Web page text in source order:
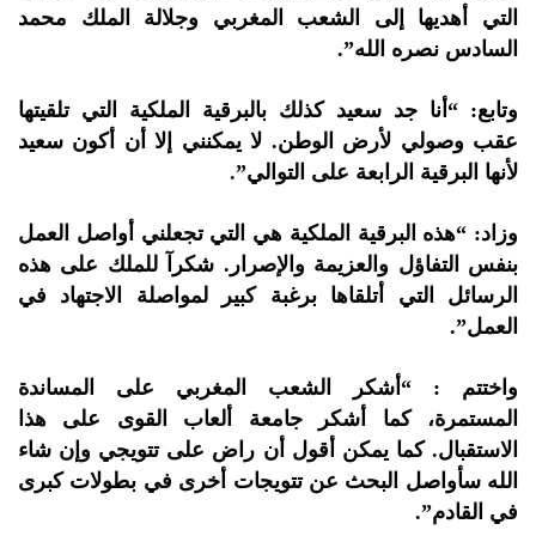
التي أهديها إلى الشعب المغربي وجلالة الملك محمد
السادس نصره الله”.
وتابع: “أنا جد سعيد كذلك بالبرقية الملكية التي تلقيتها
عقب وصولي لأرض الوطن. لا يمكنني إلا أن أكون سعيد
لأنها البرقية الرابعة على التوالي”.
وزاد: “هذه البرقية الملكية هي التي تجعلني أواصل العمل
بنفس التفاؤل والعزيمة والإصرار. شكرآ للملك على هذه
الرسائل التي أتلقاها برغبة كبير لمواصلة الاجتهاد في
العمل”.
واختتم : “أشكر الشعب المغربي على المساندة
المستمرة، كما أشكر جامعة ألعاب القوى على هذا
الاستقبال. كما يمكن أقول أن راض على تتويجي وإن شاء
الله سأواصل البحث عن تتويجات أخرى في بطولات كبرى
في القادم”.